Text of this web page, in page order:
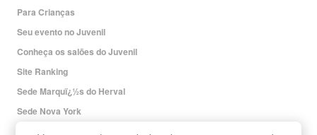
Para Crianças
Seu evento no Juvenil
Conheça os salões do Juvenil
Site Ranking
Sede Marquï¿½s do Herval
Sede Nova York